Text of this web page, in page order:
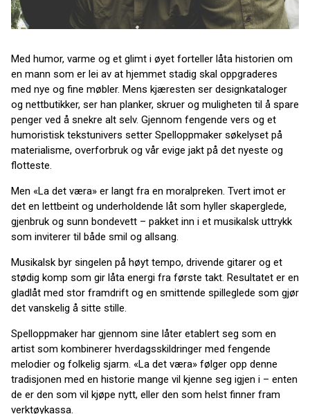
Med humor, varme og et glimt i øyet forteller låta historien om
en mann som er lei av at hjemmet stadig skal oppgraderes
med nye og fine møbler. Mens kjæresten ser designkataloger
og nettbutikker, ser han planker, skruer og muligheten til å spare
penger ved å snekre alt selv. Gjennom fengende vers og et
humoristisk tekstunivers setter Spelloppmaker søkelyset på
materialisme, overforbruk og vår evige jakt på det nyeste og
flotteste.
Men «La det væra» er langt fra en moralpreken. Tvert imot er
det en lettbeint og underholdende låt som hyller skaperglede,
gjenbruk og sunn bondevett – pakket inn i et musikalsk uttrykk
som inviterer til både smil og allsang.
Musikalsk byr singelen på høyt tempo, drivende gitarer og et
stødig komp som gir låta energi fra første takt. Resultatet er en
gladlåt med stor framdrift og en smittende spilleglede som gjør
det vanskelig å sitte stille.
Spelloppmaker har gjennom sine låter etablert seg som en
artist som kombinerer hverdagsskildringer med fengende
melodier og folkelig sjarm. «La det væra» følger opp denne
tradisjonen med en historie mange vil kjenne seg igjen i – enten
de er den som vil kjøpe nytt, eller den som helst finner fram
verktøykassa.